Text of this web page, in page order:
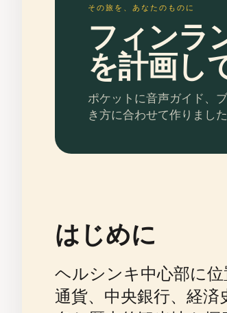
その旅を、あなたのものに
フィンラ
を計画し
ポケットに音声ガイド、
き方に合わせて作りました
はじめに
ヘルシンキ中心部に
通貨、中央銀行、経